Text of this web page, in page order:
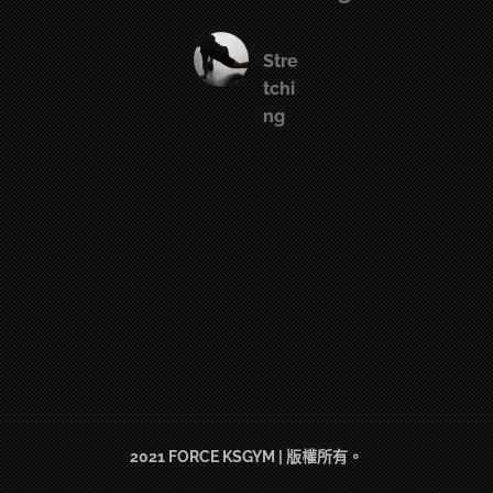
Stre
tchi
ng
2021 FORCE KSGYM | 版權所有。